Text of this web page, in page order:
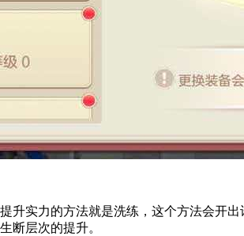
升实力的方法就是洗练，这个方法会开
断层次的提升。